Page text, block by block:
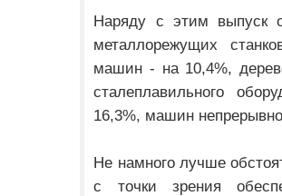
Наряду с этим выпуск
металлорежущих
машин - на 10,4%,
сталеплавильного
16,3%, машин
Не намного лучше
с точки зрения